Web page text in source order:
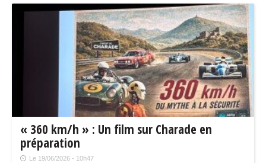
qualification manquée pour un point mais l'équipe doit
tourner la page.
« 360 km/h » : Un film sur Charade en
préparation
Le 19/06/2026 - 10h47